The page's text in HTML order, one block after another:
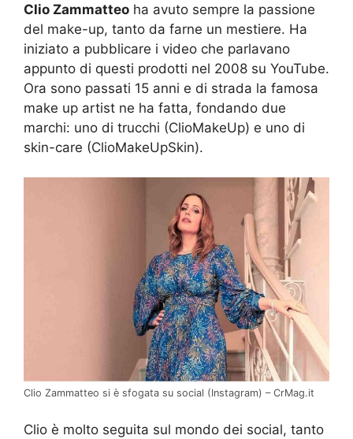
Clio Zammatteo ha avuto sempre la passione
del make-up, tanto da farne un mestiere. Ha
iniziato a pubblicare i video che parlavano
appunto di questi prodotti nel 2008 su YouTube.
Ora sono passati 15 anni e di strada la famosa
make up artist ne ha fatta, fondando due
marchi: uno di trucchi (ClioMakeUp) e uno di
skin-care (ClioMakeUpSkin).
Clio Zammatteo si è sfogata su social (Instagram) – CrMag.it
Clio è molto seguita sul mondo dei social, tanto